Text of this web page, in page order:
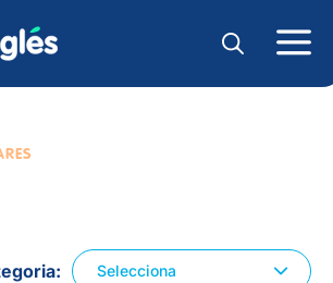
Selecciona